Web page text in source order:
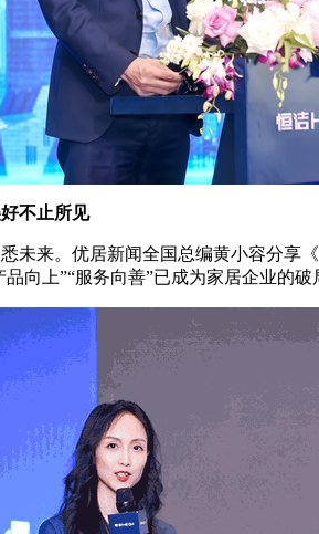
不止所见
来。优居新闻全国总编黄小容分享《
品向上”“服务向善”已成为家居企业的